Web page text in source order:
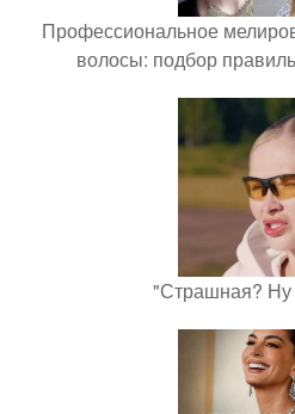
Профессиональное
волосы: подбор
"Страшная? Ну